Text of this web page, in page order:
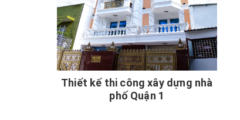
Thiết kế thi công xây dựng nhà
phố Quận 1